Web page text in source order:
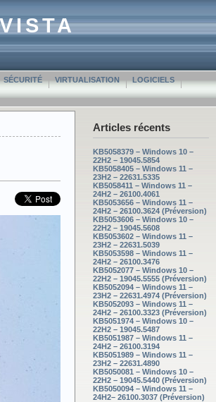
SÉCURITÉ VIRTUALISATION LOGICIELS
Articles récents
KB5058379 – Windows 10 –
22H2 – 19045.5854
KB5058405 – Windows 11 –
23H2 – 22631.5335
KB5058411 – Windows 11 –
24H2 – 26100.4061
KB5053656 – Windows 11 –
24H2 – 26100.3624 (Préversion)
KB5053606 – Windows 10 –
22H2 – 19045.5608
KB5053602 – Windows 11 –
23H2 – 22631.5039
KB5053598 – Windows 11 –
24H2 – 26100.3476
KB5052077 – Windows 10 –
22H2 – 19045.5555 (Préversion)
KB5052094 – Windows 11 –
23H2 – 22631.4974 (Préversion)
KB5052093 – Windows 11 –
24H2 – 26100.3323 (Préversion)
KB5051974 – Windows 10 –
22H2 – 19045.5487
KB5051987 – Windows 11 –
24H2 – 26100.3194
KB5051989 – Windows 11 –
23H2 – 22631.4890
KB5050081 – Windows 10 –
22H2 – 19045.5440 (Préversion)
KB5050094 – Windows 11 –
24H2– 26100.3037 (Préversion)